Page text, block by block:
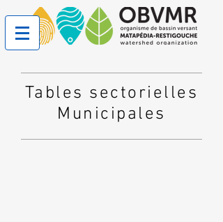
Tables sectorielles
Municipales